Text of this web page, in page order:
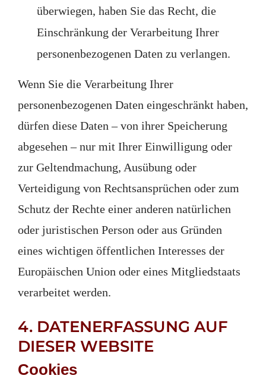
überwiegen, haben Sie das Recht, die
Einschränkung der Verarbeitung Ihrer
personenbezogenen Daten zu verlangen.
Wenn Sie die Verarbeitung Ihrer
personenbezogenen Daten eingeschränkt haben,
dürfen diese Daten – von ihrer Speicherung
abgesehen – nur mit Ihrer Einwilligung oder
zur Geltendmachung, Ausübung oder
Verteidigung von Rechtsansprüchen oder zum
Schutz der Rechte einer anderen natürlichen
oder juristischen Person oder aus Gründen
eines wichtigen öffentlichen Interesses der
Europäischen Union oder eines Mitgliedstaats
verarbeitet werden.
4. DATENERFASSUNG AUF
DIESER WEBSITE
Cookies